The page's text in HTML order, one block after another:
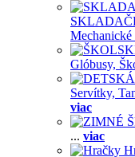
Mechanické
Glóbusy,
Servítky,
viac
... viac